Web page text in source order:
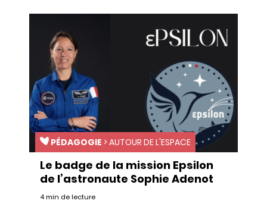
PÉDAGOGIE >AUTOUR DE L'ESPACE
Le badge de la mission Epsilon
de l’astronaute Sophie Adenot
4 min de lecture